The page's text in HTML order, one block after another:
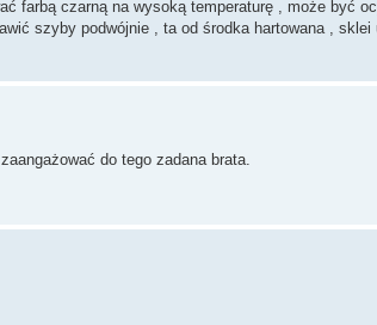
farbą czarną na wysoką temperaturę , może być
szyby podwójnie , ta od środka hartowana ,
do tego zadana brata.